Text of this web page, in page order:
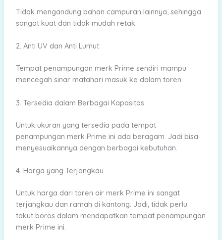
Tidak mengandung bahan campuran lainnya, sehingga
sangat kuat dan tidak mudah retak.
2. Anti UV dan Anti Lumut
Tempat penampungan merk Prime sendiri mampu
mencegah sinar matahari masuk ke dalam toren.
3. Tersedia dalam Berbagai Kapasitas
Untuk ukuran yang tersedia pada tempat
penampungan merk Prime ini ada beragam. Jadi bisa
menyesuaikannya dengan berbagai kebutuhan.
4. Harga yang Terjangkau
Untuk harga dari toren air merk Prime ini sangat
terjangkau dan ramah di kantong. Jadi, tidak perlu
takut boros dalam mendapatkan tempat penampungan
merk Prime ini.